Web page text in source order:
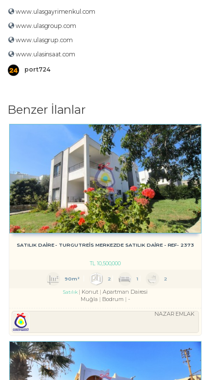
www.ulasgayrimenkul.com
www.ulasgroup.com
www.ulasgrup.com
www.ulasinsaat.com
port724
Benzer İlanlar
SATILIK DAİRE - TURGUTREİS MERKEZDE SATILIK DAİRE - REF- 2373
TL10,500,000
90m² 2 1 2
Satılık Konut
Apartman Dairesi
Muğla
Bodrum -
NAZAR EMLAK